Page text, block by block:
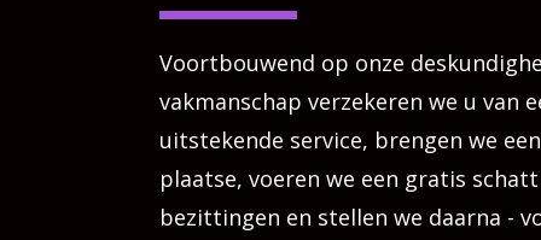
Voortbouwend op onze
vakmanschap verzekeren we u van
uitstekende service, brengen we
plaatse, voeren we een gratis
bezittingen en stellen we daarna -